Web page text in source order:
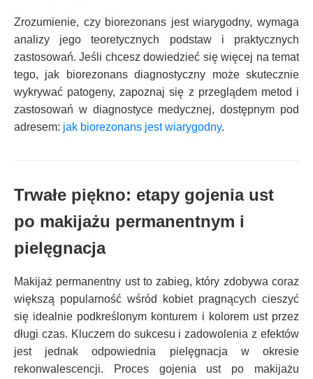
Zrozumienie, czy biorezonans jest wiarygodny, wymaga
analizy jego teoretycznych podstaw i praktycznych
zastosowań. Jeśli chcesz dowiedzieć się więcej na temat
tego, jak biorezonans diagnostyczny może skutecznie
wykrywać patogeny, zapoznaj się z przeglądem metod i
zastosowań w diagnostyce medycznej, dostępnym pod
adresem: jak biorezonans jest wiarygodny.
Trwałe piękno: etapy gojenia ust
po makijażu permanentnym i
pielęgnacja
Makijaż permanentny ust to zabieg, który zdobywa coraz
większą popularność wśród kobiet pragnących cieszyć
się idealnie podkreślonym konturem i kolorem ust przez
długi czas. Kluczem do sukcesu i zadowolenia z efektów
jest jednak odpowiednia pielęgnacja w okresie
rekonwalescencji. Proces gojenia ust po makijażu